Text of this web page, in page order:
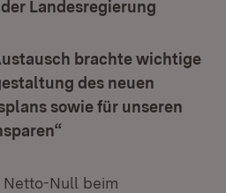
Landesregierung
brachte wichtige
des neuen
sowie für unseren
Null beim